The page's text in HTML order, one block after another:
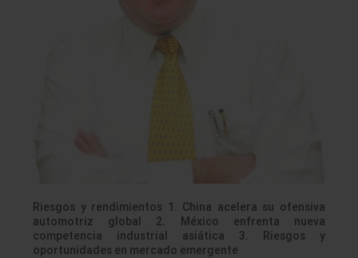
Riesgos y rendimientos 1. China acelera su ofensiva
automotriz global 2. México enfrenta nueva
competencia industrial asiática 3. Riesgos y
oportunidades en mercado emergente